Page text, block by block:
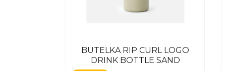
BUTELKA RIP CURL LOGO
DRINK BOTTLE SAND